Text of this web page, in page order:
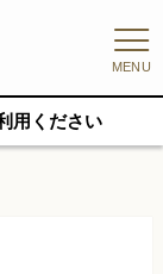
MENU
用ください